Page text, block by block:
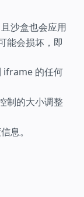
沙盒也会应用
能会损坏，即
iframe 的任何
制的大小调整
息。